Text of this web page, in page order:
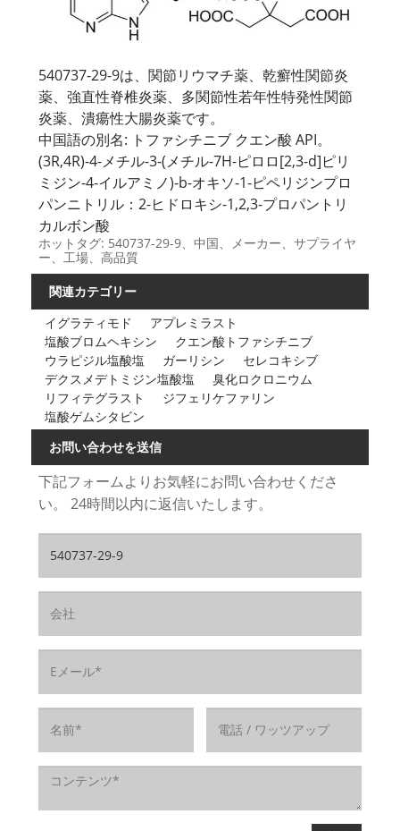
540737-29-9は、関節リウマチ薬、乾癬性関節炎
薬、強直性脊椎炎薬、多関節性若年性特発性関節
炎薬、潰瘍性大腸炎薬です。
中国語の別名: トファシチニブ クエン酸 API。
(3R,4R)-4-メチル-3-(メチル-7H-ピロロ[2,3-d]ピリ
ミジン-4-イルアミノ)-b-オキソ-1-ピペリジンプロ
パンニトリル：2-ヒドロキシ-1,2,3-プロパントリ
カルボン酸
ホットタグ: 540737-29-9、中国、メーカー、サプライヤ
ー、工場、高品質
関連カテゴリー
イグラティモド
アプレミラスト
塩酸ブロムヘキシン
クエン酸トファシチニブ
ウラピジル塩酸塩
ガーリシン
セレコキシブ
デクスメデトミジン塩酸塩
臭化ロクロニウム
リフィテグラスト
ジフェリケファリン
塩酸ゲムシタビン
お問い合わせを送信
下記フォームよりお気軽にお問い合わせくださ
い。 24時間以内に返信いたします。